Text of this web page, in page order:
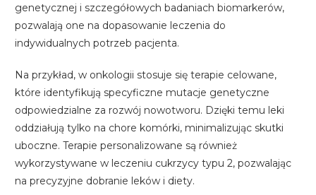
genetycznej i szczegółowych badaniach biomarkerów,
pozwalają one na dopasowanie leczenia do
indywidualnych potrzeb pacjenta.
Na przykład, w onkologii stosuje się terapie celowane,
które identyfikują specyficzne mutacje genetyczne
odpowiedzialne za rozwój nowotworu. Dzięki temu leki
oddziałują tylko na chore komórki, minimalizując skutki
uboczne. Terapie personalizowane są również
wykorzystywane w leczeniu cukrzycy typu 2, pozwalając
na precyzyjne dobranie leków i diety.